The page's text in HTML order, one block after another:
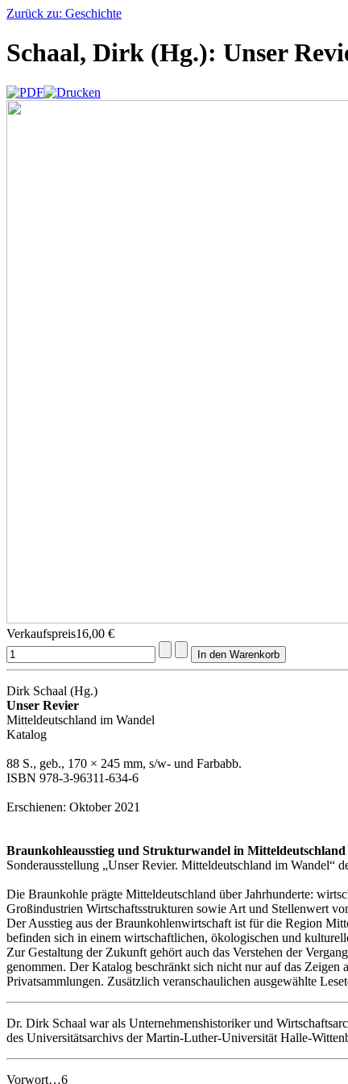
Zurück zu: Geschichte
Schaal, Dirk (Hg.): Unser
Verkaufspreis16,00 €
Dirk Schaal (Hg.)
Unser Revier
Mitteldeutschland im Wandel
Katalog
88 S., geb., 170 × 245 mm, s/w- und Farbabb.
ISBN 978-3-96311-634-6
Erschienen: Oktober 2021
Braunkohleausstieg und Strukturwandel in Mitteldeutschland
Sonderausstellung „Unser Revier. Mitteldeutschland im
Die Braunkohle prägte Mitteldeutschland über Jahrhunderte:
Großindustrien Wirtschaftsstrukturen sowie Art und Stellenwert
Der Ausstieg aus der Braunkohlenwirtschaft ist für die Region
befinden sich in einem wirtschaftlichen, ökologischen und
Zur Gestaltung der Zukunft gehört auch das Verstehen der
genommen. Der Katalog beschränkt sich nicht nur auf das
Privatsammlungen. Zusätzlich veranschaulichen ausgewählte
Dr. Dirk Schaal war als Unternehmenshistoriker und
des Universitätsarchivs der Martin-Luther-Universität Halle-
Vorwort…6